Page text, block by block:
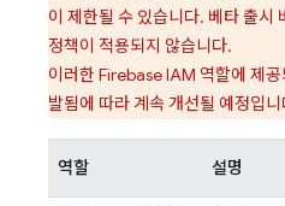
이 제한될 수 있습니다. 베타 출시
정책이 적용되지 않습니다.
이러한 Firebase IAM 역할에 제
발됨에 따라 계속 개선될 예정입니
역할 설명